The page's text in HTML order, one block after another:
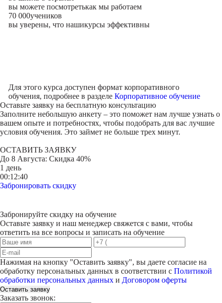
вы можете посмотретькак мы работаем
70 000учеников
вы уверены, что нашикурсы эффективны
Для этого курса доступен формат корпоративного
обучения, подробнее в разделе Корпоративное обучение
Оставьте заявку на бесплатную консультацию
Заполните небольшую анкету – это поможет нам лучше узнать о
вашем опыте и потребностях, чтобы подобрать для вас лучшие
условия обучения. Это займет не больше трех минут.
ОСТАВИТЬ ЗАЯВКУ
До 8 Августа: Скидка 40%
1 день
00:12:40
Забронировать скидку
Забронируйте скидку на обучение
Оставьте заявку и наш менеджер свяжется с вами, чтобы
ответить на все вопросы и записать на обучение
Нажимая на кнопку "Оставить заявку", вы даете согласие на
обработку персональных данных в соответствии с Политикой
обработки персональных данных и Договором оферты
Оставить заявку
Заказать звонок: